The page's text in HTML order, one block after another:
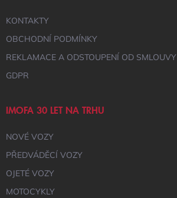
KONTAKTY
OBCHODNÍ PODMÍNKY
REKLAMACE A ODSTOUPENÍ OD SMLOUVY
GDPR
IMOFA 30 LET NA TRHU
NOVÉ VOZY
PŘEDVÁDĚCÍ VOZY
OJETÉ VOZY
MOTOCYKLY